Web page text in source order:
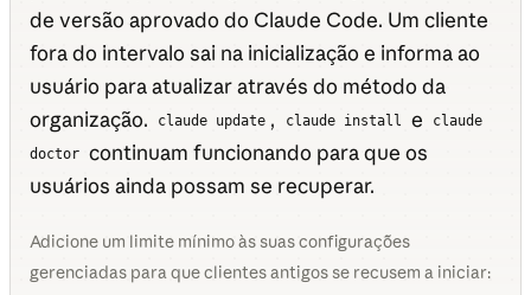
de versão aprovado do Claude Code. Um cliente
fora do intervalo sai na inicialização e informa ao
usuário para atualizar através do método da
organização.
claude update , claude install e
claude
doctor continuam funcionando para que os
usuários ainda possam se recuperar.
Adicione um limite mínimo às suas configurações
gerenciadas para que clientes antigos se recusem a iniciar: